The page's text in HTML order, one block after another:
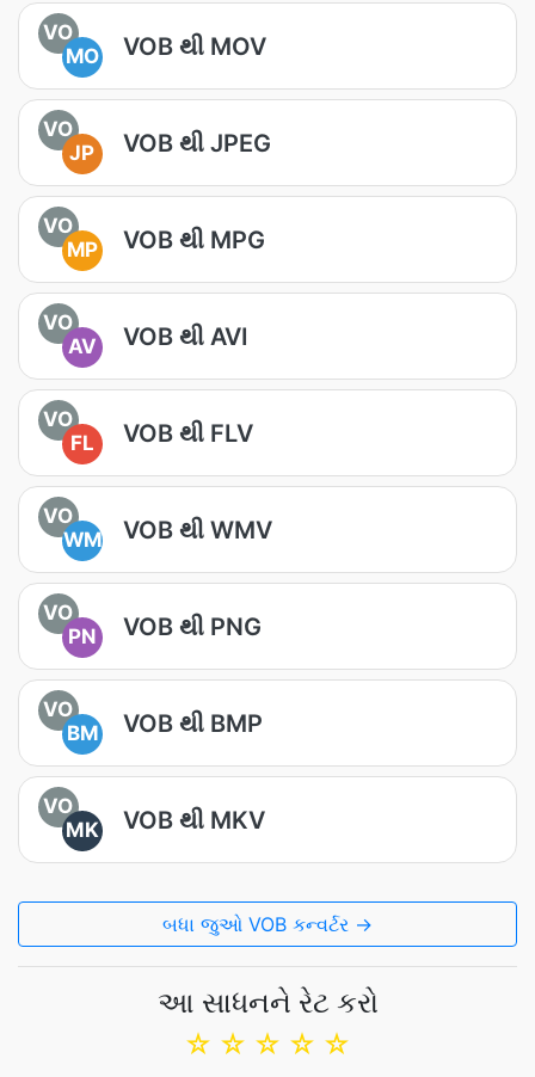
VO
MO
VOB થી MOV
VO
JP
VOB થી JPEG
VO
MP
VOB થી MPG
VO
AV
VOB થી AVI
VO
FL
VOB થી FLV
VO
WM
VOB થી WMV
VO
PN
VOB થી PNG
VO
BM
VOB થી BMP
VO
MK
VOB થી MKV
બધા જુઓ VOB કન્વર્ટર →
આ સાધનને રેટ કરો
☆
☆
☆
☆
☆